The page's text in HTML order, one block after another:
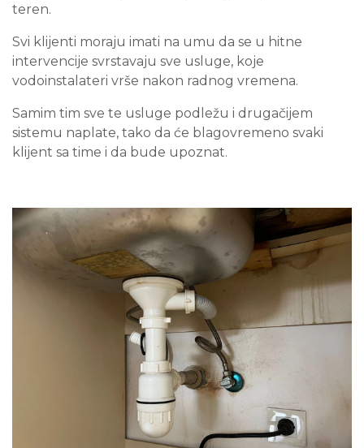
teren.
Svi klijenti moraju imati na umu da se u hitne
intervencije svrstavaju sve usluge, koje
vodoinstalateri vrše nakon radnog vremena.
Samim tim sve te usluge podležu i drugačijem
sistemu naplate, tako da će blagovremeno svaki
klijent sa time i da bude upoznat.